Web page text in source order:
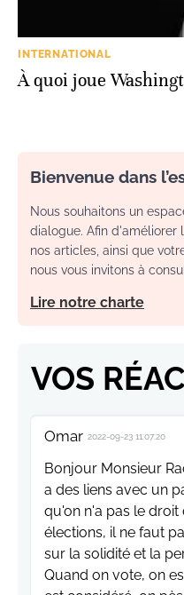
INTERNATIONAL
À quoi joue
Bienvenue dans
Nous souhaitons un
dialogue. Afin d'améliorer
nos articles, ainsi que
nous vous invitons à
Lire notre charte
VOS
Omar 2022-09-23 11:07:20
Bonjour Monsieur
a des liens avec un
qu'on n'a pas le droit
élections, il ne faut
sur la solidité et la
Quand on vote, on